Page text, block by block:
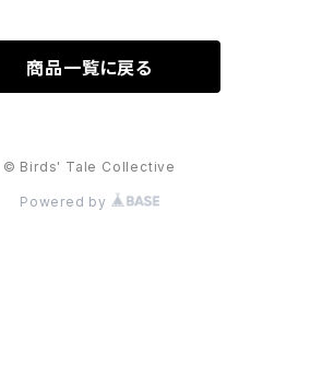
EITKOPF&HÄRTEL 1987年
商品一覧に戻る
© Birds' Tale Collective
Powered by